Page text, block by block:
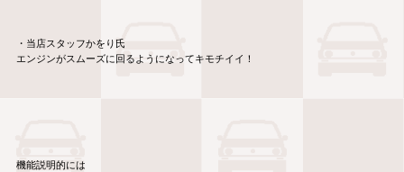
・当店スタッフかをり氏
エンジンがスムーズに回るようになってキモチイイ！
機能説明的には